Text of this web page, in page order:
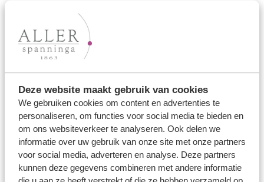
Deze website maakt gebruik van cookies
We gebruiken cookies om content en advertenties te
personaliseren, om functies voor social media te bieden en
om ons websiteverkeer te analyseren. Ook delen we
informatie over uw gebruik van onze site met onze partners
voor social media, adverteren en analyse. Deze partners
kunnen deze gegevens combineren met andere informatie
Ons aanbod
Trouwringen
Verlovingsringen
Vriendschapsringen
Over ons
Aller Spanninga
Historie